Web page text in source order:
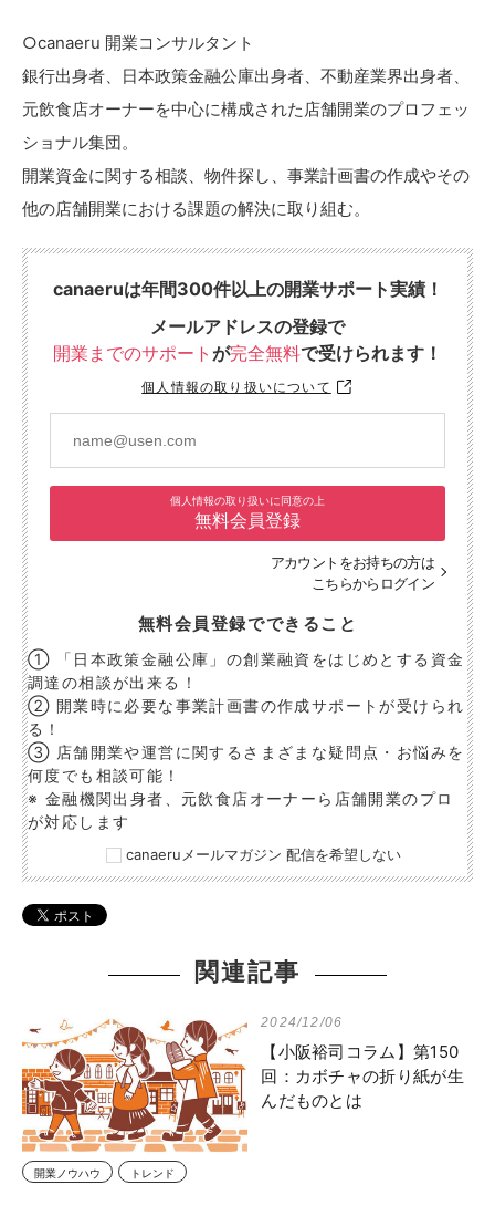
○canaeru 開業コンサルタント
銀行出身者、日本政策金融公庫出身者、不動産業界出身者、
元飲食店オーナーを中心に構成された店舗開業のプロフェッ
ショナル集団。
開業資金に関する相談、物件探し、事業計画書の作成やその
他の店舗開業における課題の解決に取り組む。
canaeruは年間300件以上の開業サポート実績！
メールアドレスの登録で
開業までのサポート が完全無料で受けられます！
個人情報の取り扱いについて
個人情報の取り扱いに同意の上
無料会員登録
アカウントをお持ちの方は
こちらからログイン
無料会員登録でできること
① 「日本政策金融公庫」の創業融資をはじめとする資金
調達の相談が出来る！
② 開業時に必要な事業計画書の作成サポートが受けられ
る！
③ 店舗開業や運営に関するさまざまな疑問点・お悩みを
何度でも相談可能！
※ 金融機関出身者、元飲食店オーナーら店舗開業のプロ
が対応します
canaeruメールマガジン 配信を希望しない
関連記事
2024/12/06
【小阪裕司コラム】第150
回：カボチャの折り紙が生
んだものとは
開業ノウハウ トレンド